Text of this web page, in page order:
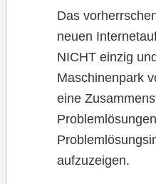
Das
neuen
NICHT einzig
Maschinenpark
eine
aufzuzeigen.